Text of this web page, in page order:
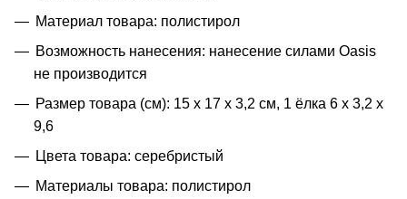
Материал товара: полистирол
Возможность нанесения: нанесение силами Oasis
не производится
Размер товара (см): 15 х 17 х 3,2 см, 1 ёлка 6 х 3,2 х
9,6
Цвета товара: серебристый
Материалы товара: полистирол